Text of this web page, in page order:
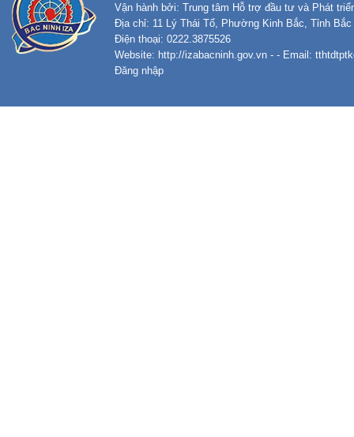
Vận hành bởi: Trung tâm Hỗ trợ đầu tư và Phát
Địa chỉ: 11 Lý Thái Tổ, Phường Kinh Bắc, Tỉnh Bắc
Điện thoại: 0222.3875526
Website: http://izabacninh.gov.vn - - Email:
Đăng nhập